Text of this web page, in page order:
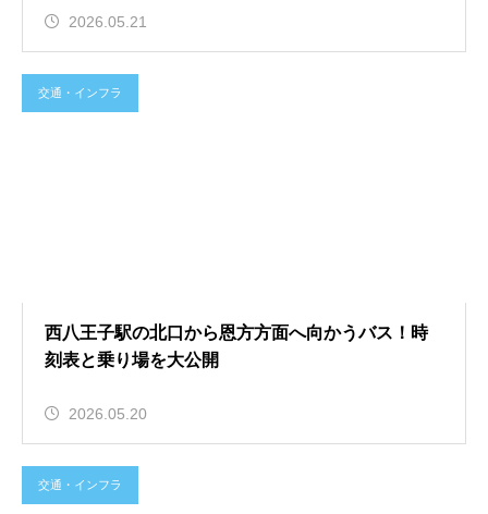
2026.05.21
交通・インフラ
西八王子駅の北口から恩方方面へ向かうバス！時
刻表と乗り場を大公開
2026.05.20
交通・インフラ